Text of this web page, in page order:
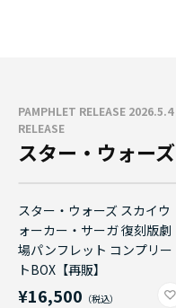
PAMPHLET RELEASE
RELEASE
スター・ウォー
スター・ウォーズ スカイウ
ォーカー・サーガ 復刻版劇
場パンフレット コンプリー
トBOX【再販】
¥16,500